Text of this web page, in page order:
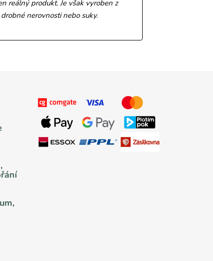
reálný produkt. Je však vyroben z
nerovnosti nebo suky.